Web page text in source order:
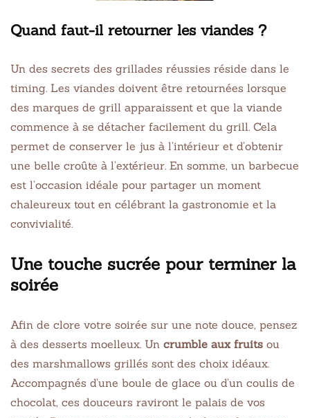
Quand faut-il retourner les viandes ?
Un des secrets des grillades réussies réside dans le
timing. Les viandes doivent être retournées lorsque
des marques de grill apparaissent et que la viande
commence à se détacher facilement du grill. Cela
permet de conserver le jus à l’intérieur et d’obtenir
une belle croûte à l’extérieur. En somme, un barbecue
est l’occasion idéale pour partager un moment
chaleureux tout en célébrant la gastronomie et la
convivialité.
Une touche sucrée pour terminer la
soirée
Afin de clore votre soirée sur une note douce, pensez
à des desserts moelleux. Un crumble aux fruits ou
des marshmallows grillés sont des choix idéaux.
Accompagnés d’une boule de glace ou d’un coulis de
chocolat, ces douceurs raviront le palais de vos